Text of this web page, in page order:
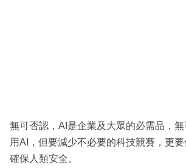
無可否認，AI是企業及大眾的必需品，
用AI，但要減少不必要的科技競賽，更
確保人類安全。